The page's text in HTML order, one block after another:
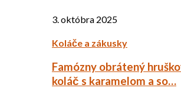
3. októbra 2025
Koláče a zákusky
Famózny obrátený
koláč s karamelom a so…